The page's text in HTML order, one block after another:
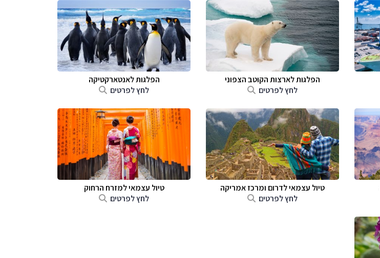
הפלגות לארצות הקוטב הצפוני
לחץ לפרטים
הפלגות לאנטארקטיקה
לחץ לפרטים
טיול עצמאי לדרום ומרכז אמריקה
לחץ לפרטים
טיול עצמאי למזרח הרחוק
לחץ לפרטים